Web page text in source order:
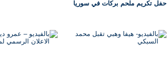
حفل تكريم ملحم بركات في سوريا